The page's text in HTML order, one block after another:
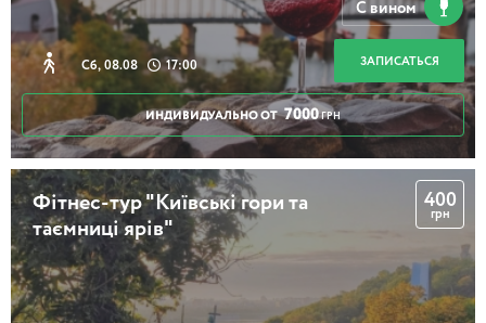
Сб, 08.08 17:00 ЗАПИСАТЬСЯ
ИНДИВИДУАЛЬНО ОТ 7000 ГРН
С вином
Фітнес-тур "Київські гори та
таємниці ярів"
400
грн